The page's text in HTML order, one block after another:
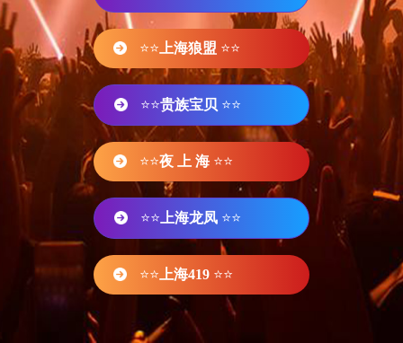
⭐⭐ 上海狼盟 ⭐⭐
⭐⭐贵族宝贝 ⭐⭐
⭐⭐夜 上 海 ⭐⭐
⭐⭐ 上海龙凤 ⭐⭐
⭐⭐ 上海419 ⭐⭐